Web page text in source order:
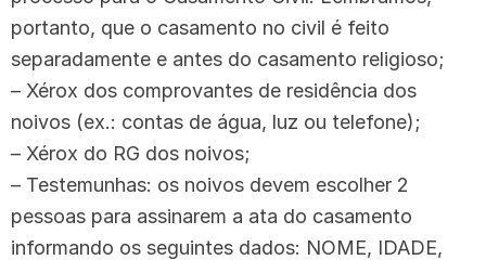
portanto, que o casamento no civil é feito
separadamente e antes do casamento religioso;
– Xérox dos comprovantes de residência dos
noivos (ex.: contas de água, luz ou telefone);
– Xérox do RG dos noivos;
– Testemunhas: os noivos devem escolher 2
pessoas para assinarem a ata do casamento
informando os seguintes dados: NOME, IDADE,